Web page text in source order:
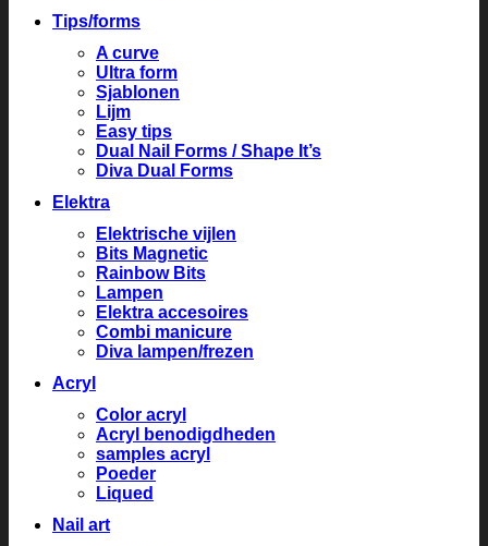
Tips/forms
A curve
Ultra form
Sjablonen
Lijm
Easy tips
Dual Nail Forms / Shape It’s
Diva Dual Forms
Elektra
Elektrische vijlen
Bits Magnetic
Rainbow Bits
Lampen
Elektra accesoires
Combi manicure
Diva lampen/frezen
Acryl
Color acryl
Acryl benodigdheden
samples acryl
Poeder
Liqued
Nail art